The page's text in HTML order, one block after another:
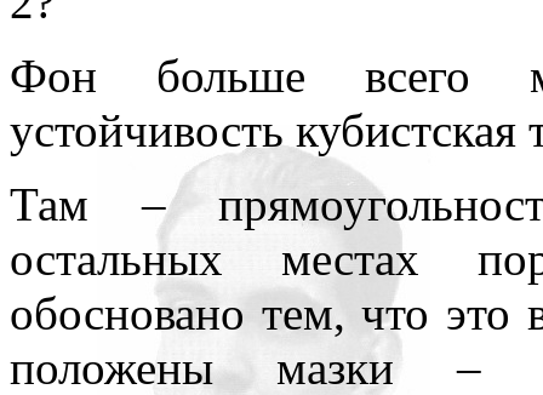
Фон больше всего
устойчивость кубистская
Там –
остальных местах
обосновано тем, что
положены мазки –